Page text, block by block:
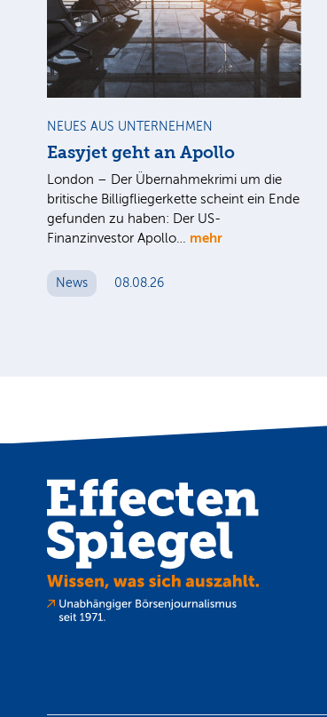
NEUES AUS UNTERNEHMEN
Easyjet geht an Apollo
London – Der Übernahmekrimi um die
britische Billigfliegerkette scheint ein Ende
gefunden zu haben: Der US-
Finanzinvestor Apollo… mehr
News 08.08.26